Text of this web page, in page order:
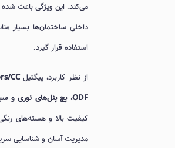
می‌کند. این ویژگی باعث
استفاده قرار گیرد.
از نظر کاربرد، پیگتیلCC
ODF، پچ پنل‌های نوری و سیستم‌های انتقال داده پرسرعت
کیفیت بالا و هسته‌های
مدیریت آسان و شناسایی